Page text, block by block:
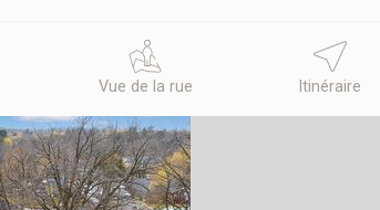
Vue de la rue Itinéraire